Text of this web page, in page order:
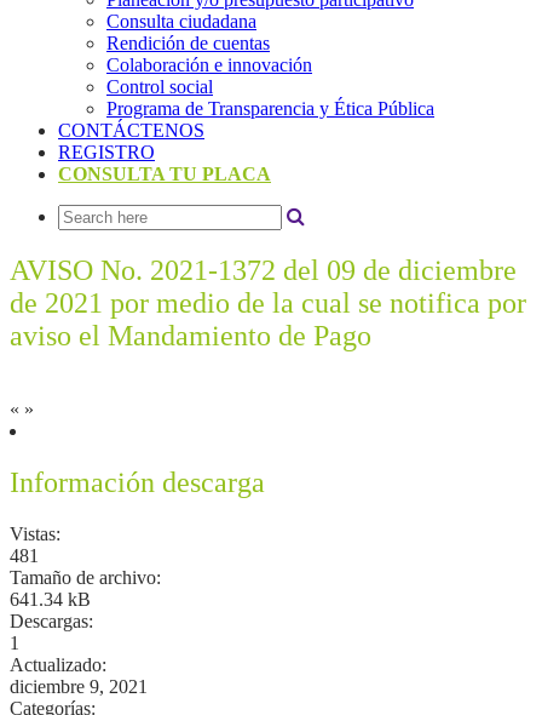
Consulta ciudadana
Rendición de cuentas
Colaboración e innovación
Control social
Programa de Transparencia y Ética Pública
CONTÁCTENOS
REGISTRO
CONSULTA TU PLACA
AVISO No. 2021-1372 del 09 de diciembre
de 2021 por medio de la cual se notifica por
aviso el Mandamiento de Pago
« »
Información descarga
Vistas:
481
Tamaño de archivo:
641.34 kB
Descargas:
1
Actualizado:
diciembre 9, 2021
Categorías: